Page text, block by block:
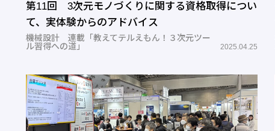
第11回 3次元モノづくりに関する資格取得につい
て、実体験からのアドバイス
機械設計 連載「教えてテルえもん！３次元ツー
ル習得への道」
2025.04.25